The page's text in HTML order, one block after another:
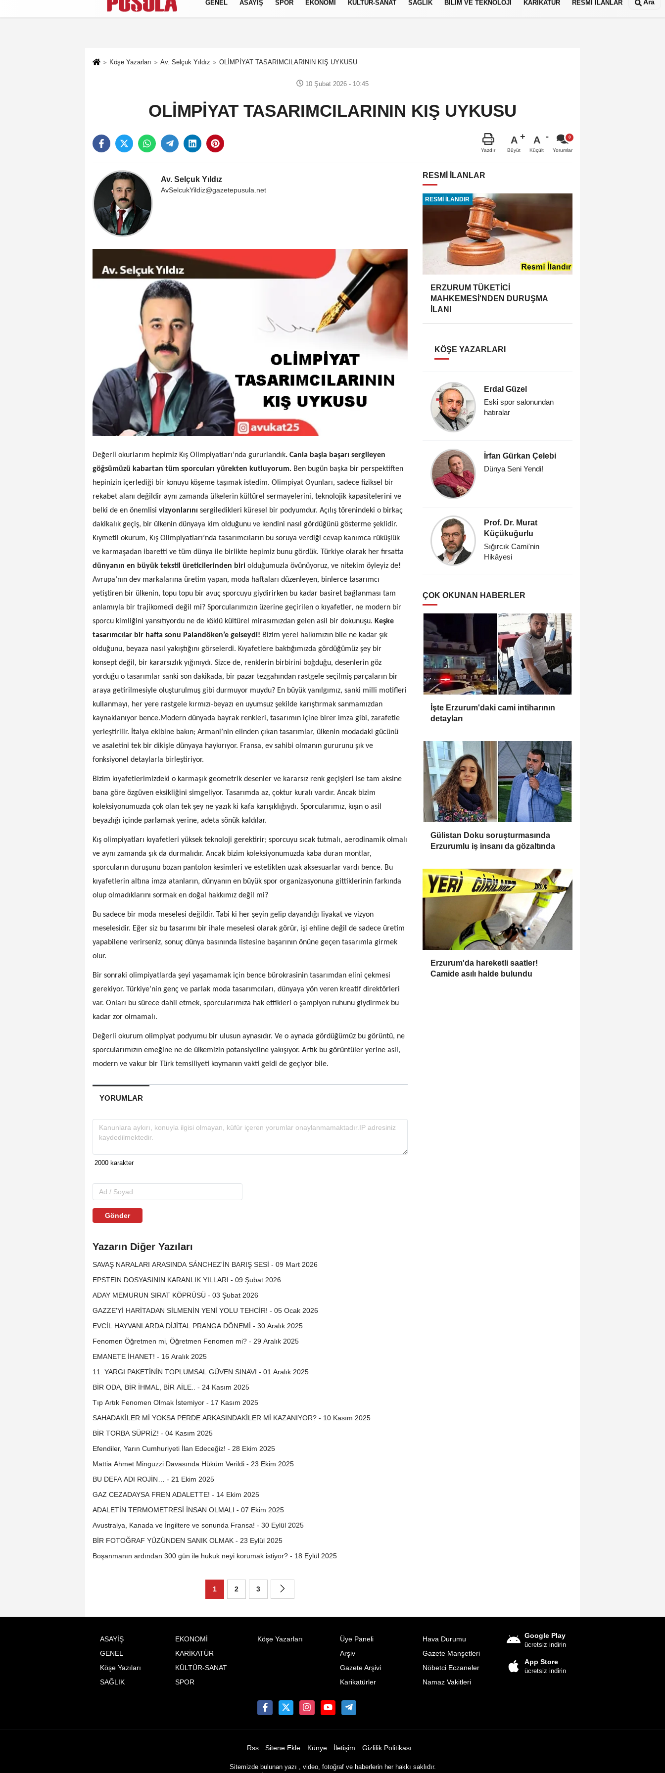
Künye İletişim Gizlilik Politikası
GENEL ASAYİŞ SPOR EKONOMİ KÜLTÜR-SANAT SAĞLIK BİLİM VE TEKNOLOJİ KARİKATÜR RESMİ İLANLAR Ara
Köşe Yazarları Av. Selçuk Yıldız OLİMPİYAT TASARIMCILARININ KIŞ UYKUSU
10 Şubat 2026 - 10:45
OLİMPİYAT TASARIMCILARININ KIŞ UYKUSU
Yazdır
A
Büyüt
A
Küçült Yorumlar
Av. Selçuk Yıldız
AvSelcukYildiz@gazetepusula.net
Değerli okurlarım hepimiz Kış Olimpiyatları’nda gururlandık. Canla başla başarı sergileyen
göğsümüzü kabartan tüm sporcuları yürekten kutluyorum. Ben bugün başka bir perspektiften
hepinizin içerlediği bir konuyu köşeme taşımak istedim. Olimpiyat Oyunları, sadece fiziksel bir
rekabet alanı değildir aynı zamanda ülkelerin kültürel sermayelerini, teknolojik kapasitelerini ve
belki de en önemlisi vizyonlarını sergiledikleri küresel bir podyumdur. Açılış törenindeki o birkaç
dakikalık geçiş, bir ülkenin dünyaya kim olduğunu ve kendini nasıl gördüğünü gösterme şeklidir.
Kıymetli okurum, Kış Olimpiyatları’nda tasarımcıların bu soruya verdiği cevap kanımca rüküşlük
ve karmaşadan ibaretti ve tüm dünya ile birlikte hepimiz bunu gördük. Türkiye olarak her fırsatta
dünyanın en büyük tekstil üreticilerinden biri olduğumuzla övünüyoruz, ve nitekim öyleyiz de!
Avrupa’nın dev markalarına üretim yapan, moda haftaları düzenleyen, binlerce tasarımcı
yetiştiren bir ülkenin, topu topu bir avuç sporcuyu giydirirken bu kadar basiret bağlanması tam
anlamıyla bir trajikomedi değil mi? Sporcularımızın üzerine geçirilen o kıyafetler, ne modern bir
sporcu kimliğini yansıtıyordu ne de köklü kültürel mirasımızdan gelen asil bir dokunuşu. Keşke
tasarımcılar bir hafta sonu Palandöken’e gelseydi! Bizim yerel halkımızın bile ne kadar şık
olduğunu, beyaza nasıl yakıştığını görselerdi. Kıyafetlere baktığımızda gördüğümüz şey bir
konsept değil, bir kararsızlık yığınıydı. Sizce de, renklerin birbirini boğduğu, desenlerin göz
yorduğu o tasarımlar sanki son dakikada, bir pazar tezgahından rastgele seçilmiş parçaların bir
araya getirilmesiyle oluşturulmuş gibi durmuyor muydu? En büyük yanılgımız, sanki milli motifleri
kullanmayı, her yere rastgele kırmızı-beyazı en uyumsuz şekilde karıştırmak sanmamızdan
kaynaklanıyor bence.Modern dünyada bayrak renkleri, tasarımın içine birer imza gibi, zarafetle
yerleştirilir. İtalya ekibine bakın; Armani’nin elinden çıkan tasarımlar, ülkenin modadaki gücünü
ve asaletini tek bir dikişle dünyaya haykırıyor. Fransa, ev sahibi olmanın gururunu şık ve
fonksiyonel detaylarla birleştiriyor.
Bizim kıyafetlerimizdeki o karmaşık geometrik desenler ve kararsız renk geçişleri ise tam aksine
bana göre özgüven eksikliğini simgeliyor. Tasarımda az, çoktur kuralı vardır. Ancak bizim
koleksiyonumuzda çok olan tek şey ne yazık ki kafa karışıklığıydı. Sporcularımız, kışın o asil
beyazlığı içinde parlamak yerine, adeta sönük kaldılar.
Kış olimpiyatları kıyafetleri yüksek teknoloji gerektirir; sporcuyu sıcak tutmalı, aerodinamik olmalı
ve aynı zamanda şık da durmalıdır. Ancak bizim koleksiyonumuzda kaba duran montlar,
sporcuların duruşunu bozan pantolon kesimleri ve estetikten uzak aksesuarlar vardı bence. Bu
kıyafetlerin altına imza atanların, dünyanın en büyük spor organizasyonuna gittiklerinin farkında
olup olmadıklarını sormak en doğal hakkımız değil mi?
Bu sadece bir moda meselesi değildir. Tabi ki her şeyin gelip dayandığı liyakat ve vizyon
meselesidir. Eğer siz bu tasarımı bir ihale meselesi olarak görür, işi ehline değil de sadece üretim
yapabilene verirseniz, sonuç dünya basınında listesine başarının önüne geçen tasarımla girmek
olur.
Bir sonraki olimpiyatlarda şeyi yaşamamak için bence bürokrasinin tasarımdan elini çekmesi
gerekiyor. Türkiye’nin genç ve parlak moda tasarımcıları, dünyaya yön veren kreatif direktörleri
var. Onları bu sürece dahil etmek, sporcularımıza hak ettikleri o şampiyon ruhunu giydirmek bu
kadar zor olmamalı.
Değerli okurum olimpiyat podyumu bir ulusun aynasıdır. Ve o aynada gördüğümüz bu görüntü, ne
sporcularımızın emeğine ne de ülkemizin potansiyeline yakışıyor. Artık bu görüntüler yerine asil,
modern ve vakur bir Türk temsiliyeti koymanın vakti geldi de geçiyor bile.
YORUMLAR
Gönder
Yazarın Diğer Yazıları
SAVAŞ NARALARI ARASINDA SÁNCHEZ'İN BARIŞ SESİ - 09 Mart 2026
EPSTEIN DOSYASININ KARANLIK YILLARI - 09 Şubat 2026
ADAY MEMURUN SIRAT KÖPRÜSÜ - 03 Şubat 2026
GAZZE'Yİ HARİTADAN SİLMENİN YENİ YOLU TEHCİR! - 05 Ocak 2026
EVCİL HAYVANLARDA DİJİTAL PRANGA DÖNEMİ - 30 Aralık 2025
Fenomen Öğretmen mi, Öğretmen Fenomen mi? - 29 Aralık 2025
EMANETE İHANET! - 16 Aralık 2025
11. YARGI PAKETİNİN TOPLUMSAL GÜVEN SINAVI - 01 Aralık 2025
BİR ODA, BİR İHMAL, BİR AİLE.. - 24 Kasım 2025
Tıp Artık Fenomen Olmak İstemiyor - 17 Kasım 2025
SAHADAKİLER Mİ YOKSA PERDE ARKASINDAKİLER Mİ KAZANIYOR? - 10 Kasım 2025
BİR TORBA SÜPRİZ! - 04 Kasım 2025
Efendiler, Yarın Cumhuriyeti İlan Edeceğiz! - 28 Ekim 2025
Mattia Ahmet Minguzzi Davasında Hüküm Verildi - 23 Ekim 2025
BU DEFA ADI ROJİN… - 21 Ekim 2025
GAZ CEZADAYSA FREN ADALETTE! - 14 Ekim 2025
ADALETİN TERMOMETRESİ İNSAN OLMALI - 07 Ekim 2025
Avustralya, Kanada ve İngiltere ve sonunda Fransa! - 30 Eylül 2025
BİR FOTOĞRAF YÜZÜNDEN SANIK OLMAK - 23 Eylül 2025
Boşanmanın ardından 300 gün ile hukuk neyi korumak istiyor? - 18 Eylül 2025
1 2 3
RESMİ İLANLAR
RESMİ İLANDIR
ERZURUM TÜKETİCİ
MAHKEMESİ'NDEN DURUŞMA
İLANI
KÖŞE YAZARLARI
AHMET FAZIL PAŞA
Erdal Güzel
Eski spor salonundan
hatıralar
İrfan Gürkan Çelebi
Dünya Seni Yendi!
Prof. Dr. Murat
Küçükuğurlu
Sığırcık Cami'nin
Hikâyesi
ÇOK OKUNAN HABERLER
İşte Erzurum'daki cami intiharının
detayları
Gülistan Doku soruşturmasında
Erzurumlu iş insanı da gözaltında
Erzurum'da hareketli saatler!
Camide asılı halde bulundu
ASAYİŞ
EKONOMİ
GENEL
KARİKATÜR
Köşe Yazıları
KÜLTÜR-SANAT
SAĞLIK
SPOR
Köşe Yazarları
Üye Paneli
Arşiv
Gazete Arşivi
Karikatürler
Hava Durumu
Gazete Manşetleri
Nöbetci Eczaneler
Namaz Vakitleri
Google Play
ücretsiz indirin
App Store
ücretsiz indirin
Rss Sitene Ekle Künye İletişim Gizlilik Politikası
Sitemizde bulunan yazı , video, fotoğraf ve haberlerin her hakkı saklıdır.